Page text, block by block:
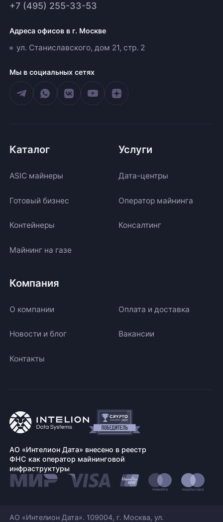
+7 (495) 255-33-53
Адреса офисов в г. Москве
ул. Станиславского, дом 21, стр. 2
Мы в социальных сетях
Каталог
ASIC майнеры
Готовый бизнес
Контейнеры
Майнинг на газе
Услуги
Дата-центры
Оператор майнинга
Консалтинг
Компания
О компании Оплата и доставка
Новости и блог Вакансии
Контакты
АО «Интелион Дата» внесено в реестр
ФНС как оператор майнинговой
инфраструктуры
АО «Интелион Дата». 109004, г. Москва, ул.